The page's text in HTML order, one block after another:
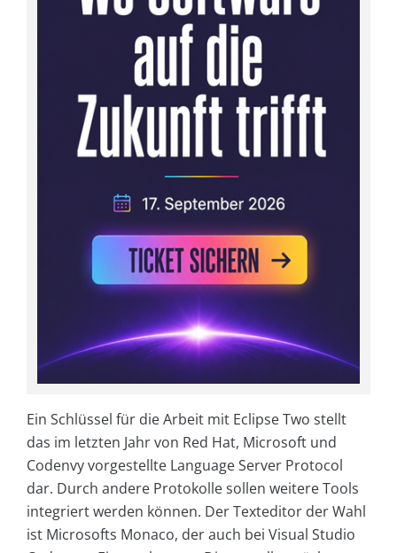
Ein Schlüssel für die Arbeit mit Eclipse Two stellt
das im letzten Jahr von Red Hat, Microsoft und
Codenvy vorgestellte Language Server Protocol
dar. Durch andere Protokolle sollen weitere Tools
integriert werden können. Der Texteditor der Wahl
ist Microsofts Monaco, der auch bei Visual Studio